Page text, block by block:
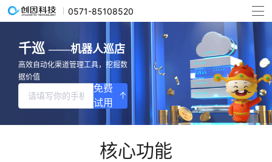
0571-85108520
千巡 ——机器人巡店
高效自动化渠道管理工具，挖掘数
据价值
免费
试用
核心功能